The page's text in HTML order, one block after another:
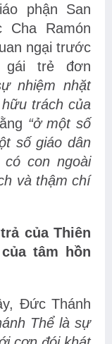
phận San
Cha Ramón
ngại trước
trẻ đơn
nhiệm nhặt
trách của
“ở một số
số giáo dân
con ngoài
và thậm chí
của Thiên
tâm hồn
Đức Thánh
Thể là sự